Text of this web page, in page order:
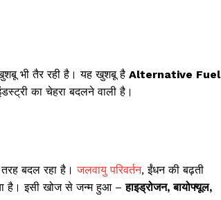
भी तैर रही है। यह खुशबू है Alternative Fuel
का चेहरा बदलने वाली है।
बदल रहा है।जलवायु परिवर्तन, ईंधन की बढ़ती
है। इसी खोज से जन्म हुआ –हाइड्रोजन, बायोफ्यूल,